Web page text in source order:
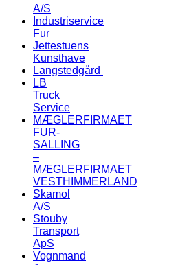
A/S
Industriservice
Fur
Jettestuens
Kunsthave
Langstedgård
LB
Truck
Service
MÆGLERFIRMAET
FUR-
SALLING
–
MÆGLERFIRMAET
VESTHIMMERLAND
Skamol
A/S
Stouby
Transport
ApS
Vognmand